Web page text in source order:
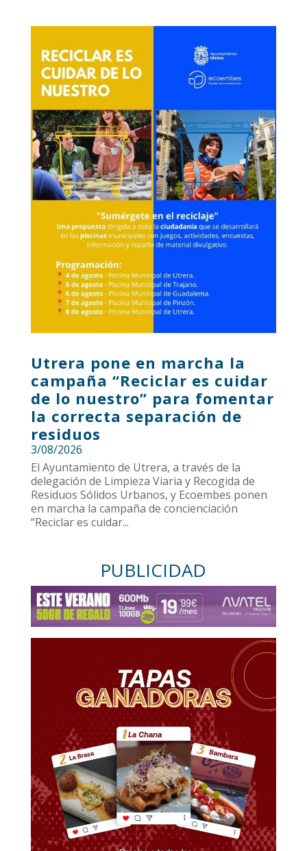
Utrera pone en marcha la
campaña “Reciclar es cuidar
de lo nuestro” para fomentar
la correcta separación de
residuos
3/08/2026
El Ayuntamiento de Utrera, a través de la
delegación de Limpieza Viaria y Recogida de
Residuos Sólidos Urbanos, y Ecoembes ponen
en marcha la campaña de concienciación
“Reciclar es cuidar...
PUBLICIDAD